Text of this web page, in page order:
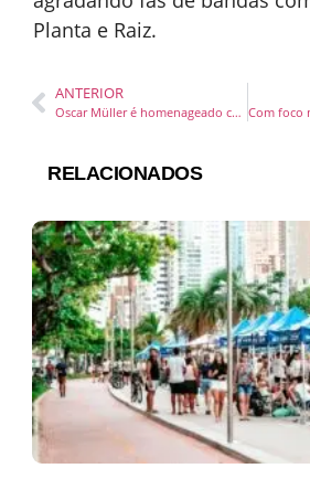
Planta e Raiz.
ANTERIOR
Oscar Müller é homenageado com o Título de Comendador
RELACIONADOS